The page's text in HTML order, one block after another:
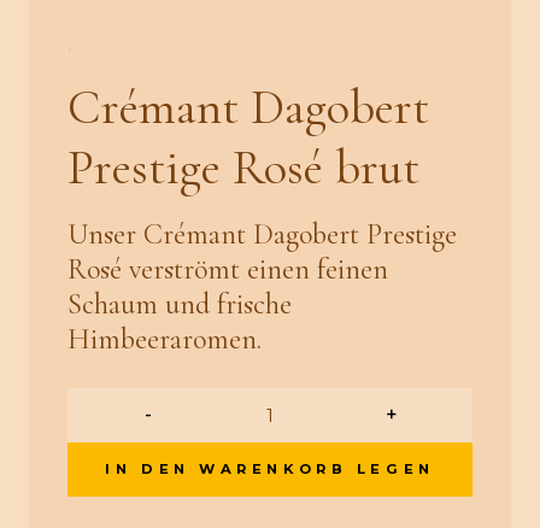
,
Crémant Dagobert
Prestige Rosé brut
Unser Crémant Dagobert Prestige
Rosé verströmt einen feinen
Schaum und frische
Himbeeraromen.
- +
IN DEN WARENKORB LEGEN